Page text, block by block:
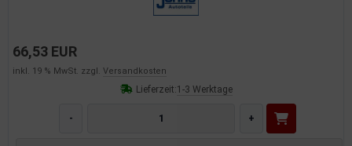
66,53 EUR
inkl. 19 % MwSt. zzgl. Versandkosten
Lieferzeit:1-3 Werktage
- +